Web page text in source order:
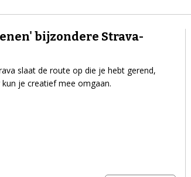
bijzondere Strava-
slaat de route op die je hebt gerend,
je creatief mee omgaan.